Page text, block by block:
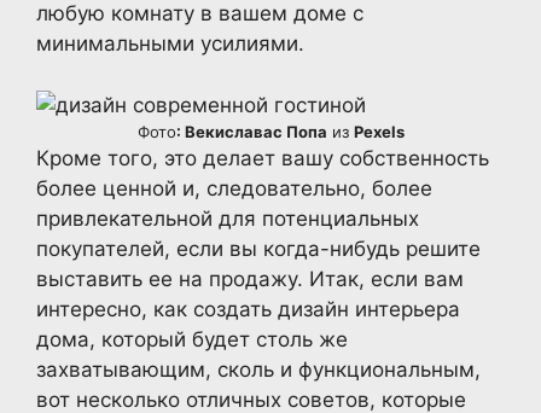
любую комнату в вашем доме с
минимальными усилиями.
Фото: Векиславас Попа из Pexels
Кроме того, это делает вашу собственность
более ценной и, следовательно, более
привлекательной для потенциальных
покупателей, если вы когда-нибудь решите
выставить ее на продажу. Итак, если вам
интересно, как создать дизайн интерьера
дома, который будет столь же
захватывающим, сколь и функциональным,
вот несколько отличных советов, которые